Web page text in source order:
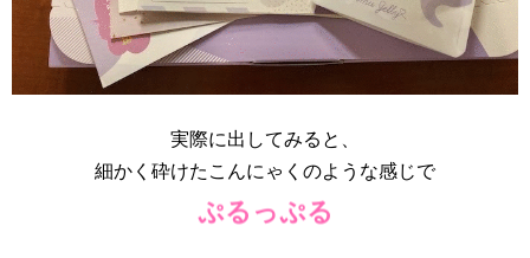
実際に出してみると、
細かく砕けたこんにゃくのような感じで
ぷるっぷる